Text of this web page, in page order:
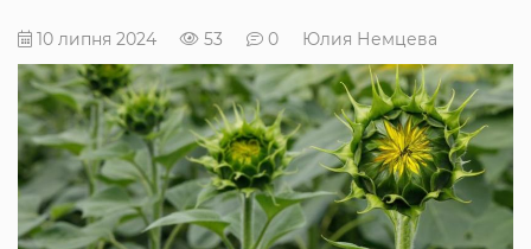
10 липня 2024 53 0 Юлия Немцева